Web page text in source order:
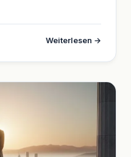
Weiterlesen →